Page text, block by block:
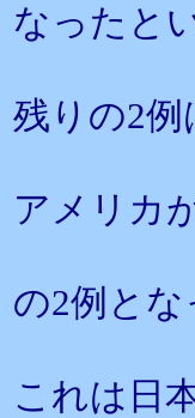
なったと
残りの2
アメリカ
の2例とな
これは日